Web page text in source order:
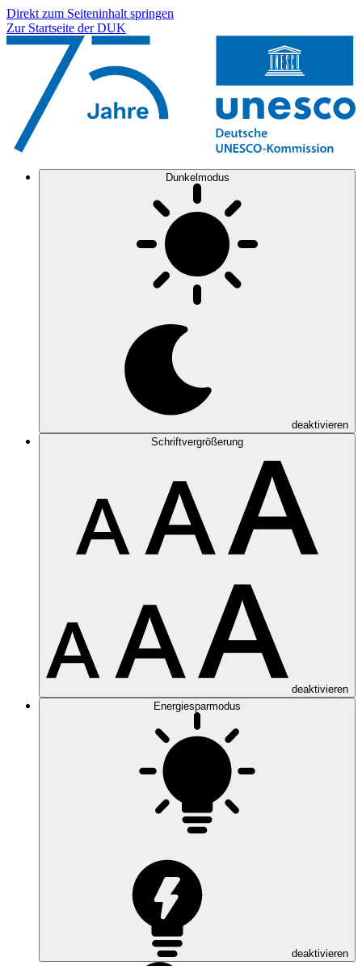
Direkt zum Seiteninhalt springen
Zur Startseite der DUK
Dunkelmodus
deaktivieren
Schriftvergrößerung
deaktivieren
Energiesparmodus
deaktivieren